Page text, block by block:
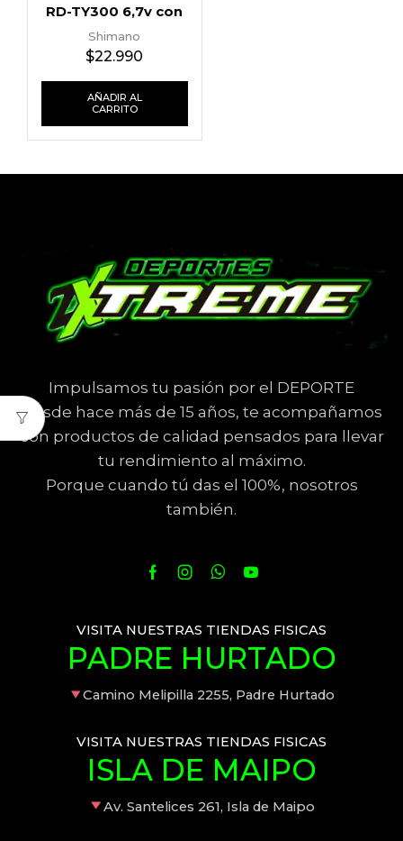
RD-TY300 6,7v con
gancho
Shimano
$22.990
AÑADIR AL
CARRITO
Impulsamos tu pasión por el DEPORTE
Desde hace más de 15 años, te acompañamos
con productos de calidad pensados para llevar
tu rendimiento al máximo.
Porque cuando tú das el 100%, nosotros
también.
VISITA NUESTRAS TIENDAS FISICAS
PADRE HURTADO
Camino Melipilla 2255, Padre Hurtado
VISITA NUESTRAS TIENDAS FISICAS
ISLA DE MAIPO
Av. Santelices 261, Isla de Maipo